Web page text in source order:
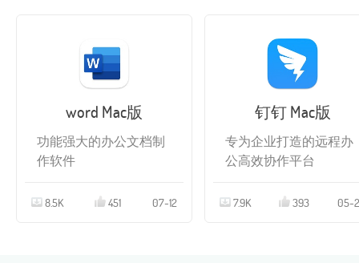
word Mac版
功能强大的办公文档制
作软件
8.5K 451 07-12
钉钉 Mac版
专为企业打造的远程办
公高效协作平台
7.9K 393 05-